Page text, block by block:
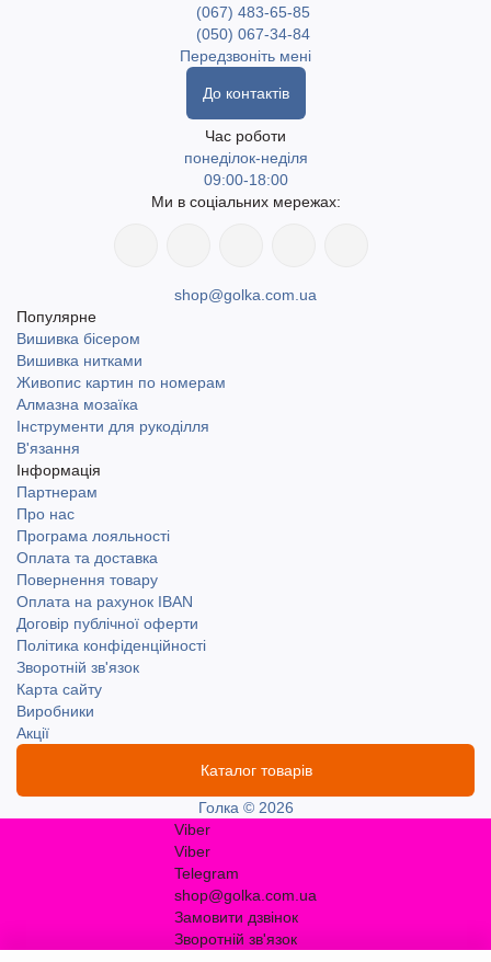
(067) 483-65-85
(050) 067-34-84
Передзвоніть мені
До контактів
Час роботи
понеділок-неділя
09:00-18:00
Ми в соціальних мережах:
shop@golka.com.ua
Популярне
Вишивка бісером
Вишивка нитками
Живопис картин по номерам
Алмазна мозаїка
Інструменти для рукоділля
В'язання
Інформація
Партнерам
Про нас
Програма лояльності
Оплата та доставка
Повернення товару
Оплата на рахунок IBAN
Договір публічної оферти
Політика конфіденційності
Зворотній зв'язок
Карта сайту
Виробники
Акції
Каталог товарів
Голка © 2026
Viber
Viber
Telegram
shop@golka.com.ua
Замовити дзвінок
Зворотній зв'язок